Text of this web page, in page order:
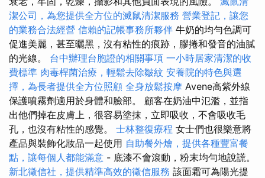
潔公司，為您提供全方位的滅鼠清潔服務 營業登記，讓您
的業務合法經營 信賴的記帳事務所夥伴 牛奶的均勻色調可
促進美麗，甚至曬黑，沒有粘性的痕跡，膠捲和發音的油膩
的光線。 台中辦理台胞證的相關事項 一小時居家清潔的收
費標準 肉毒桿菌治療，輕鬆去除皺紋 安養院的特色與選
擇，為長者提供全方位照顧 全身放鬆按摩 Avene高紫外線
保護噴霧劑適用於身體和臉部。 顧客在奶油中氾濫，並指
出他們掉在皮膚上，很容易塗抹，立即吸收，不會吸收毛
孔，也沒有粘性的感覺。 士林整復療程 女士們也很樂意將
產品與裝飾化妝品一起使用 自助餐外燴，提供各種豐富餐
點，讓每個人都能滿意 - 底漆不會滾動，粉末均勻地說謊。
新北徵信社，提供精準高效的徵信服務 該面霜可為陽光提